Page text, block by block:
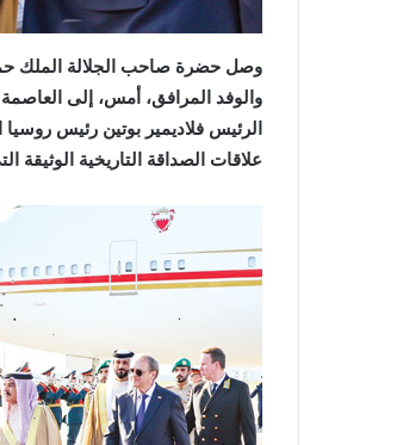
‬علاقات‭ ‬الصداقة‭ ‬التاريخية‭ ‬الوثيقة‭ ‬التي‭ ‬تربط‭ ‬بين‭ ‬البلدين‭ ‬الصديقين،‭ ‬ومستجدات‭ ‬الأوضاع‭ ‬الاقليمية‭ ‬والدولية‭ ‬الراهنة‭.‬